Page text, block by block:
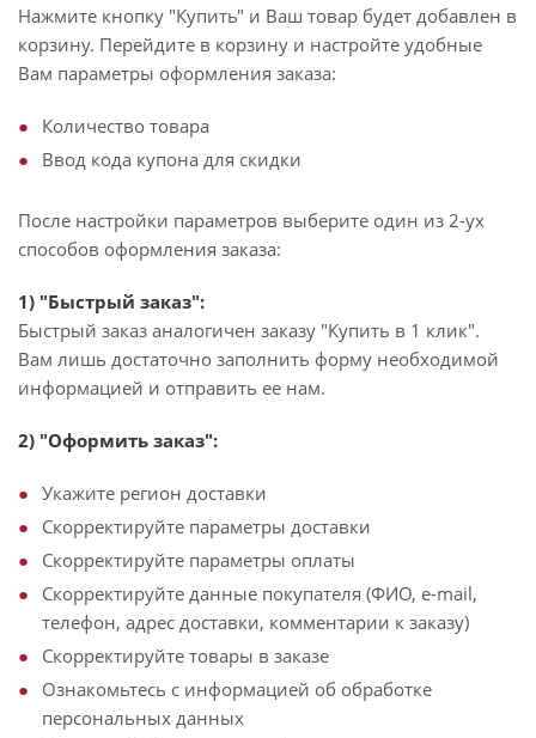
Нажмите кнопку "Купить" и Ваш товар будет добавлен в
корзину. Перейдите в корзину и настройте удобные
Вам параметры оформления заказа:
Количество товара
Ввод кода купона для скидки
После настройки параметров выберите один из 2-ух
способов оформления заказа:
1) "Быстрый заказ":
Быстрый заказ аналогичен заказу "Купить в 1 клик".
Вам лишь достаточно заполнить форму необходимой
информацией и отправить ее нам.
2) "Оформить заказ":
Укажите регион доставки
Скорректируйте параметры доставки
Скорректируйте параметры оплаты
Скорректируйте данные покупателя (ФИО, e-mail,
телефон, адрес доставки, комментарии к заказу)
Скорректируйте товары в заказе
Ознакомьтесь с информацией об обработке
персональных данных